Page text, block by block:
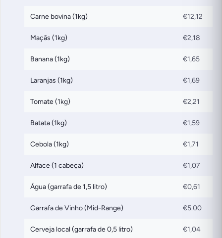
Carne bovina (1kg) €12,12
Maçãs (1kg) €2,18
Banana (1kg) €1,65
Laranjas (1kg) €1,69
Tomate (1kg) €2,21
Batata (1kg) €1,59
Cebola (1kg) €1,71
Alface (1 cabeça) €1,07
Água (garrafa de 1,5 litro) €0,61
Garrafa de Vinho (Mid-Range) €5.00
Cerveja local (garrafa de 0,5 litro) €1,04